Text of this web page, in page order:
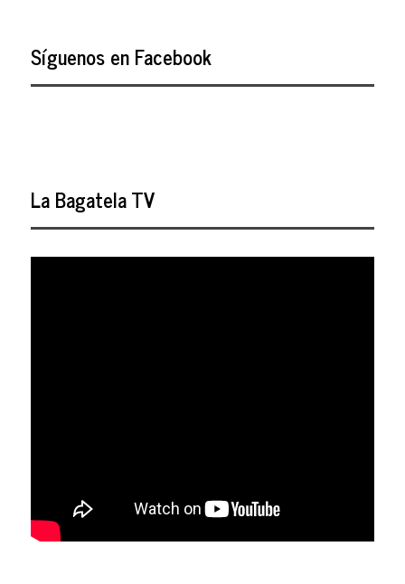
Síguenos en Facebook
La Bagatela TV